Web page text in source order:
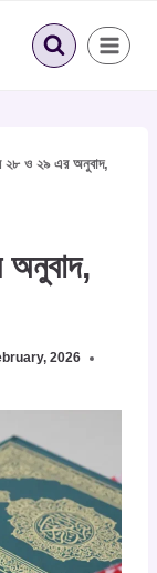
২৮ ও ২৯ এর অনুবাদ,
অনুবাদ,
2026